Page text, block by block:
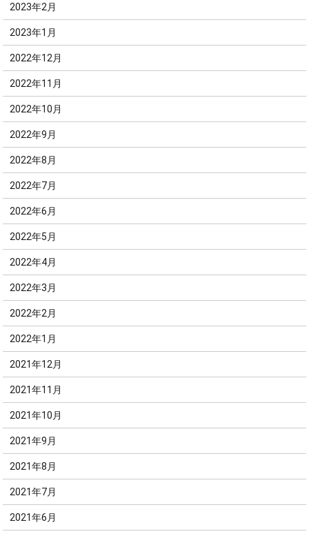
2023年2月
2023年1月
2022年12月
2022年11月
2022年10月
2022年9月
2022年8月
2022年7月
2022年6月
2022年5月
2022年4月
2022年3月
2022年2月
2022年1月
2021年12月
2021年11月
2021年10月
2021年9月
2021年8月
2021年7月
2021年6月